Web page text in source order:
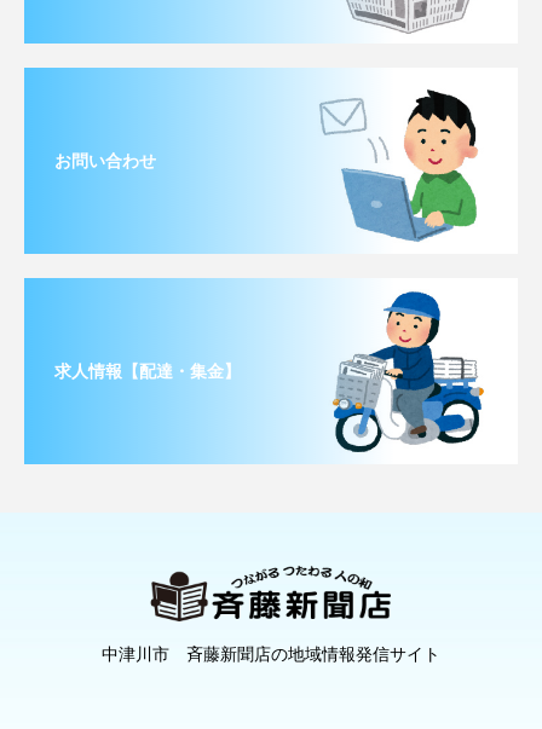
お問い合わせ
求人情報【配達・集金】
中津川市 斉藤新聞店の地域情報発信サイト